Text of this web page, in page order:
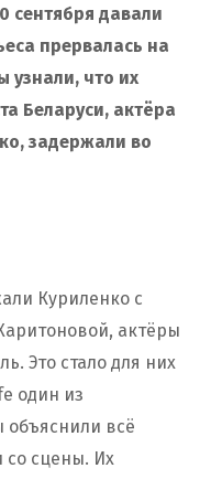
сентября давали
прервалась на
узнали, что их
Беларуси, актёра
задержали во
Куриленко с
актёры
Это стало для них
один из
объяснили всё
со сцены. Их